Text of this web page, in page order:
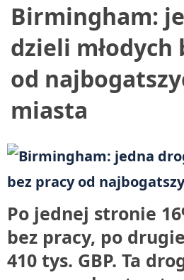
Birmingham:
dzieli młodych
od
miasta
Po jednej stronie
bez pracy, po
410 tys. GBP. Ta